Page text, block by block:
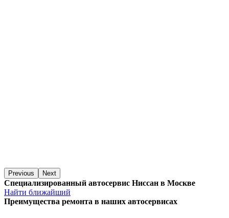
Previous Next
Специализированный автосервис Ниссан в Москве
Найти ближайший
Преимущества ремонта в наших автосервисах